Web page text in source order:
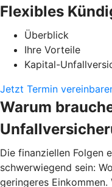
Flexibles
Überblick
Ihre Vorteile
Kapital-
Jetzt Termin
Warum
Die finanziellen Folgen
schwerwiegend sein:
geringeres